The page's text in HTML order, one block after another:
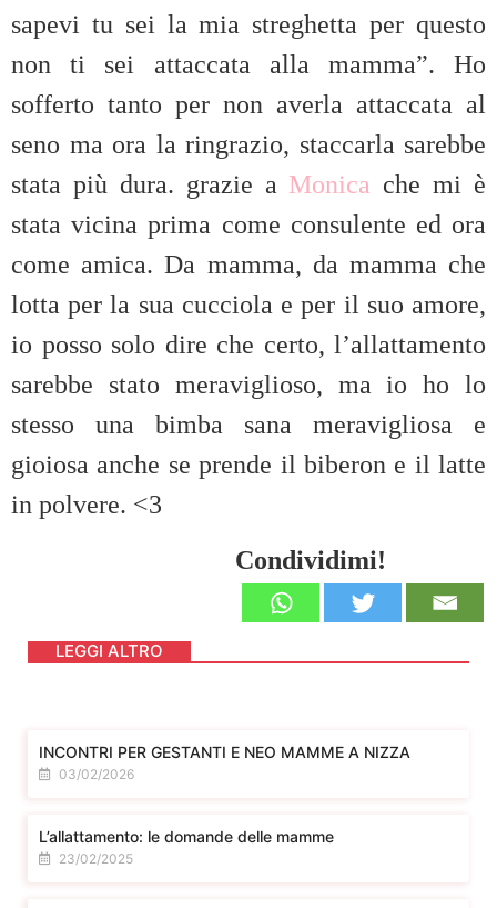
sapevi tu sei la mia streghetta per questo
non ti sei attaccata alla mamma”. Ho
sofferto tanto per non averla attaccata al
seno ma ora la ringrazio, staccarla sarebbe
stata più dura. grazie a Monica che mi è
stata vicina prima come consulente ed ora
come amica. Da mamma, da mamma che
lotta per la sua cucciola e per il suo amore,
io posso solo dire che certo, l’allattamento
sarebbe stato meraviglioso, ma io ho lo
stesso una bimba sana meravigliosa e
gioiosa anche se prende il biberon e il latte
in polvere. <3
Condividimi!
LEGGI ALTRO
INCONTRI PER GESTANTI E NEO MAMME A NIZZA
03/02/2026
L’allattamento: le domande delle mamme
23/02/2025